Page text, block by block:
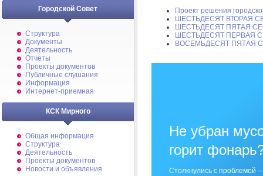
Городской Совет
Структура
Документы
Деятельность
Отчеты
Проекты документов
Публичные слушания
Информация
Интернет-приемная
КСК Мирного
Общая информация
Структура
Деятельность
Проекты документов
Новости и объявления
Проект решения
ШЕСТЬДЕСЯТ ВТОРАЯ
ШЕСТЬДЕСЯТ ПЯТАЯ
ШЕСТЬДЕСЯТ ПЕРВАЯ
ВОСЕМЬДЕСЯТ ПЯТАЯ
Не убран
горит
Столкнулись с проблемой